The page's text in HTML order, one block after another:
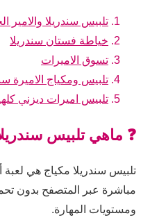
تلبيس سندريلا والامير
خياطة فستان سندريلا
تسوق الاميرات
تلبيس ومكياج الاميرة
تلبيس اميرات ديزني
❓ ماهي تلبيس
تلبيس سندريلا مكياج هي لعبة
مباشرة عبر المتصفح بدون
ومستويات المهارة.